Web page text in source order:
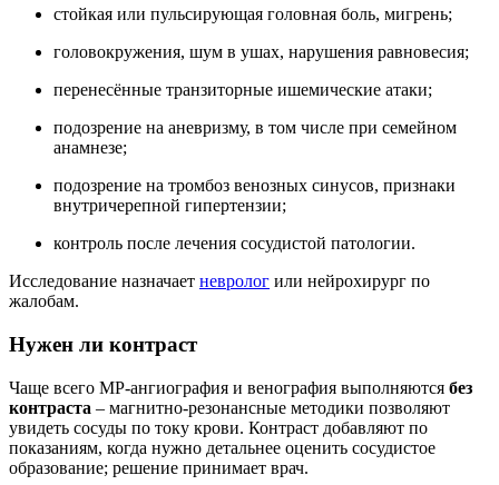
стойкая или пульсирующая головная боль, мигрень;
головокружения, шум в ушах, нарушения равновесия;
перенесённые транзиторные ишемические атаки;
подозрение на аневризму, в том числе при семейном
анамнезе;
подозрение на тромбоз венозных синусов, признаки
внутричерепной гипертензии;
контроль после лечения сосудистой патологии.
Исследование назначает невролог или нейрохирург по
жалобам.
Нужен ли контраст
Чаще всего МР-ангиография и венография выполняются без
контраста – магнитно-резонансные методики позволяют
увидеть сосуды по току крови. Контраст добавляют по
показаниям, когда нужно детальнее оценить сосудистое
образование; решение принимает врач.